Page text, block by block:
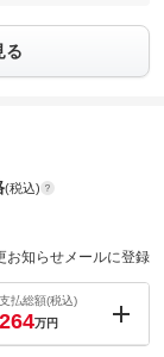
る
(税込)
お知らせメールに登録
支払総額(税込)
264万円